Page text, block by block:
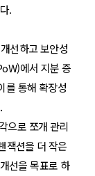
.
선하고 보안성
에서 지분 증
를 통해 확장성
으로 쪼개 관리
잭션을 더 작은
선을 목표로 하